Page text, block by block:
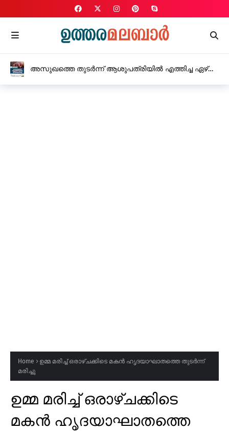
അസുഖത്തെ തുടർന്ന് ആശുപത്രിയിൽ എത്തിച്ച ഏഴ്
Home
ഉമ്മ മരിച്ച് ഒരാഴ്ചക്കിടെ മകൻ ഹൃദയാഘാതത്തെ തുടർന്ന്
മരിച്ചു
ഉമ്മ മരിച്ച് ഒരാഴ്ചക്കിടെ
മകൻ ഹൃദയാഘാതത്തെ